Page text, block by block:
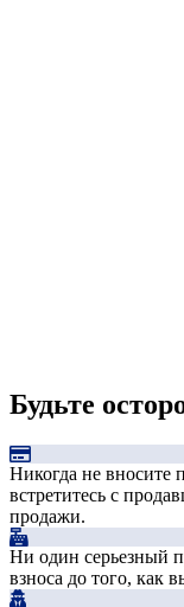
Будьте
Никогда не вносите
встретитесь с
продажи.
Ни один серьезный
взноса до того, как